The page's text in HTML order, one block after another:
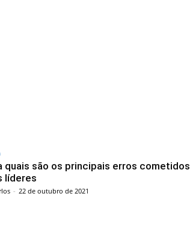
quais são os principais erros cometidos
líderes
- 22 de outubro de 2021